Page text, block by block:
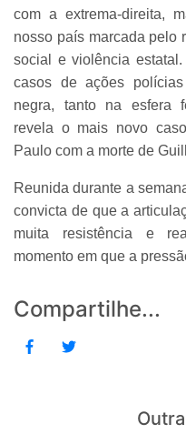
com a extrema-direita,
nosso país marcada pelo
social e violência
casos de ações
negra, tanto na esfera
revela o mais novo
Paulo com a morte de
Reunida durante a
convicta de que a
muita resistência e
momento em que a
Compartilhe...